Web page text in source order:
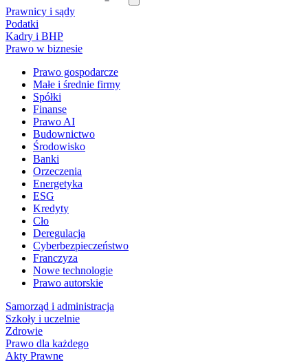
Prawnicy i sądy
Podatki
Kadry i BHP
Prawo w biznesie
Prawo gospodarcze
Małe i średnie firmy
Spółki
Finanse
Prawo AI
Budownictwo
Środowisko
Banki
Orzeczenia
Energetyka
ESG
Kredyty
Cło
Deregulacja
Cyberbezpieczeństwo
Franczyza
Nowe technologie
Prawo autorskie
Samorząd i administracja
Szkoły i uczelnie
Zdrowie
Prawo dla każdego
Akty Prawne